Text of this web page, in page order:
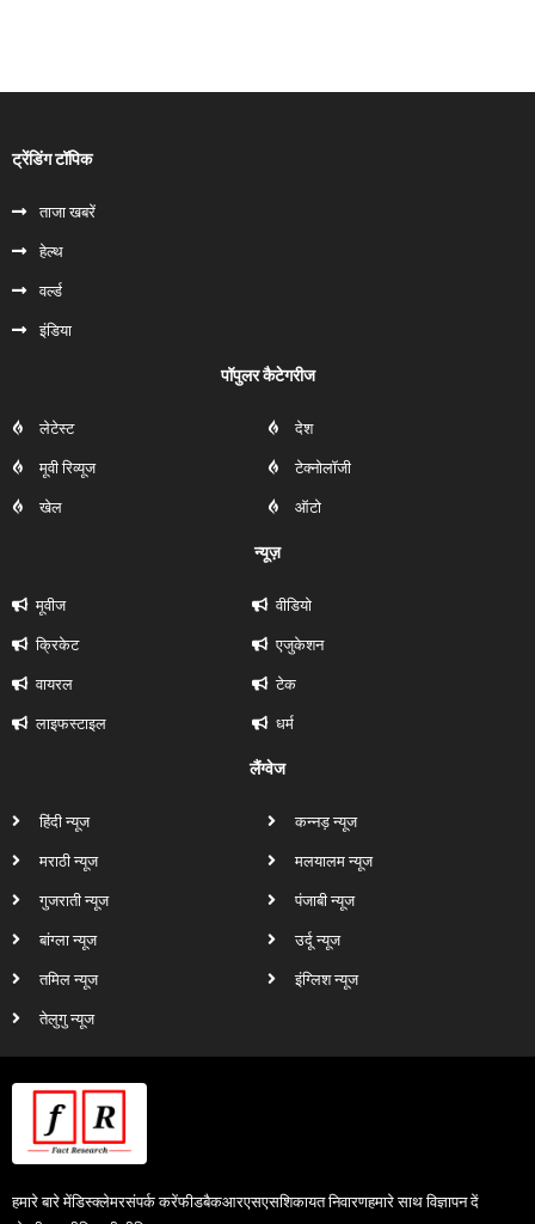
ट्रेंडिंग टॉपिक
ताजा खबरें
हेल्‍थ
वर्ल्ड
इंडिया
पॉपुलर कैटेगरीज
लेटेस्ट
मूवी रिव्यूज
खेल
देश
टेक्नोलॉजी
ऑटो
न्यूज़
मूवीज
क्रिकेट
वायरल
लाइफस्टाइल
वीडियो
एजुकेशन
टेक
धर्म
लैंग्वेज
हिंदी न्यूज
मराठी न्यूज
गुजराती न्यूज
बांग्ला न्यूज
तमिल न्यूज
तेलुगु न्यूज
कन्नड़ न्यूज
मलयालम न्यूज
पंजाबी न्यूज
उर्दू न्यूज
इंग्लिश न्यूज
हमारे बारे मेंडिस्क्लेमरसंपर्क करेंफीडबैकआरएसएसशिकायत निवारणहमारे साथ विज्ञापन दें